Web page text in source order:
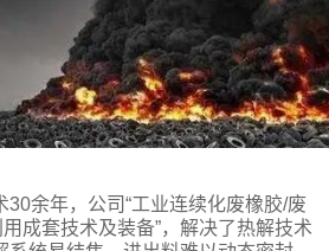
30余年，公司“工业连续化废橡胶/废
成套技术及装备”，解决了热解技术